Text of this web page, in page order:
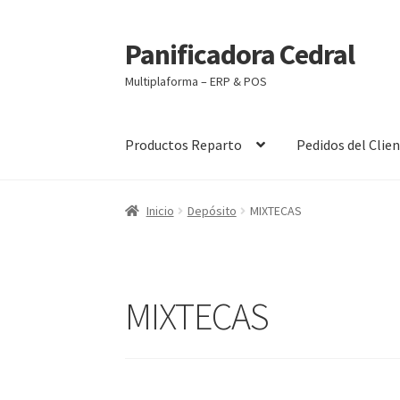
Ir
a
la
Ir
al
contenido
Panificadora Cedral
Multiplaforma – ERP & POS
Productos Reparto Pedidos del
Inicio Carrito Finalizar compra
Inicio Depósito MIXTECAS
MIXTECAS